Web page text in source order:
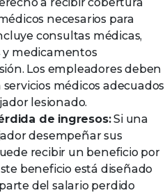
necesarios para
consultas médicas,
medicamentos
Los empleadores deben
médicos adecuados
lesionado.
de ingresos:Si una
desempeñar sus
recibir un beneficio por
beneficio está diseñado
del salario perdido